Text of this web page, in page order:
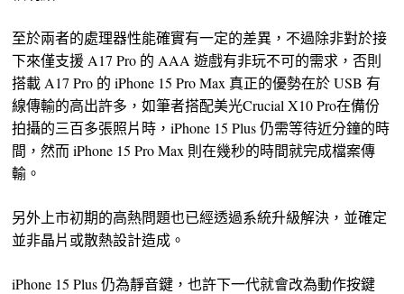
至於兩者的處理器性能確實有一定的差異，不過除非對於接
下來僅支援 A17 Pro 的 AAA 遊戲有非玩不可的需求，否則
搭載 A17 Pro 的 iPhone 15 Pro Max 真正的優勢在於 USB 有
線傳輸的高出許多，如筆者搭配美光Crucial X10 Pro在備份
拍攝的三百多張照片時，iPhone 15 Plus 仍需等待近分鐘的時
間，然而 iPhone 15 Pro Max 則在幾秒的時間就完成檔案傳
輸。
另外上市初期的高熱問題也已經透過系統升級解決，並確定
並非晶片或散熱設計造成。
iPhone 15 Plus 仍為靜音鍵，也許下一代就會改為動作按鍵